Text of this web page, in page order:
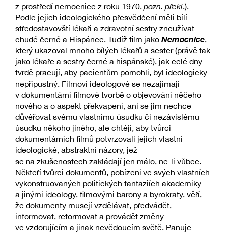
z prostředí nemocnice z roku 1970, pozn. překl.).
Podle jejich ideologického přesvědčení měli bílí
středostavovští lékaři a zdravotní sestry zneužívat
chudé černé a Hispánce. Tudíž film jako Nemocnice,
který ukazoval mnoho bílých lékařů a sester (právě tak
jako lékaře a sestry černé a hispánské), jak celé dny
tvrdě pracují, aby pacientům pomohli, byl ideologicky
nepřípustný. Filmoví ideologové se nezajímají
v dokumentární filmové tvorbě o objevování něčeho
nového a o aspekt překvapení, ani se jim nechce
důvěřovat svému vlastnímu úsudku či nezávislému
úsudku někoho jiného, ale chtějí, aby tvůrci
dokumentárních filmů potvrzovali jejich vlastní
ideologické, abstraktní názory, jež
se na zkušenostech zakládají jen málo, ne-li vůbec.
Někteří tvůrci dokumentů, pobízeni ve svých vlastních
vykonstruovaných politických fantaziích akademiky
a jinými ideology, filmovými barony a byrokraty, věří,
že dokumenty musejí vzdělávat, předvádět,
informovat, reformovat a provádět změny
ve vzdorujícím a jinak nevědoucím světě. Panuje